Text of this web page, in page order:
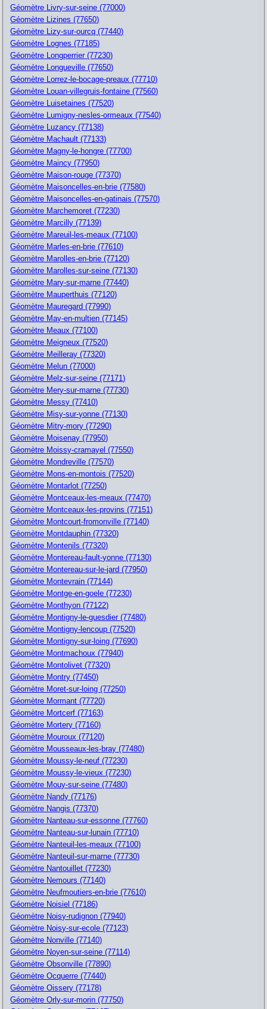
Géomètre Livry-sur-seine (77000)
Géomètre Lizines (77650)
Géomètre Lizy-sur-ourcq (77440)
Géomètre Lognes (77185)
Géomètre Longperrier (77230)
Géomètre Longueville (77650)
Géomètre Lorrez-le-bocage-preaux (77710)
Géomètre Louan-villegruis-fontaine (77560)
Géomètre Luisetaines (77520)
Géomètre Lumigny-nesles-ormeaux (77540)
Géomètre Luzancy (77138)
Géomètre Machault (77133)
Géomètre Magny-le-hongre (77700)
Géomètre Maincy (77950)
Géomètre Maison-rouge (77370)
Géomètre Maisoncelles-en-brie (77580)
Géomètre Maisoncelles-en-gatinais (77570)
Géomètre Marchemoret (77230)
Géomètre Marcilly (77139)
Géomètre Mareuil-les-meaux (77100)
Géomètre Marles-en-brie (77610)
Géomètre Marolles-en-brie (77120)
Géomètre Marolles-sur-seine (77130)
Géomètre Mary-sur-marne (77440)
Géomètre Mauperthuis (77120)
Géomètre Mauregard (77990)
Géomètre May-en-multien (77145)
Géomètre Meaux (77100)
Géomètre Meigneux (77520)
Géomètre Meilleray (77320)
Géomètre Melun (77000)
Géomètre Melz-sur-seine (77171)
Géomètre Mery-sur-marne (77730)
Géomètre Messy (77410)
Géomètre Misy-sur-yonne (77130)
Géomètre Mitry-mory (77290)
Géomètre Moisenay (77950)
Géomètre Moissy-cramayel (77550)
Géomètre Mondreville (77570)
Géomètre Mons-en-montois (77520)
Géomètre Montarlot (77250)
Géomètre Montceaux-les-meaux (77470)
Géomètre Montceaux-les-provins (77151)
Géomètre Montcourt-fromonville (77140)
Géomètre Montdauphin (77320)
Géomètre Montenils (77320)
Géomètre Montereau-fault-yonne (77130)
Géomètre Montereau-sur-le-jard (77950)
Géomètre Montevrain (77144)
Géomètre Montge-en-goele (77230)
Géomètre Monthyon (77122)
Géomètre Montigny-le-guesdier (77480)
Géomètre Montigny-lencoup (77520)
Géomètre Montigny-sur-loing (77690)
Géomètre Montmachoux (77940)
Géomètre Montolivet (77320)
Géomètre Montry (77450)
Géomètre Moret-sur-loing (77250)
Géomètre Mormant (77720)
Géomètre Mortcerf (77163)
Géomètre Mortery (77160)
Géomètre Mouroux (77120)
Géomètre Mousseaux-les-bray (77480)
Géomètre Moussy-le-neuf (77230)
Géomètre Moussy-le-vieux (77230)
Géomètre Mouy-sur-seine (77480)
Géomètre Nandy (77176)
Géomètre Nangis (77370)
Géomètre Nanteau-sur-essonne (77760)
Géomètre Nanteau-sur-lunain (77710)
Géomètre Nanteuil-les-meaux (77100)
Géomètre Nanteuil-sur-marne (77730)
Géomètre Nantouillet (77230)
Géomètre Nemours (77140)
Géomètre Neufmoutiers-en-brie (77610)
Géomètre Noisiel (77186)
Géomètre Noisy-rudignon (77940)
Géomètre Noisy-sur-ecole (77123)
Géomètre Nonville (77140)
Géomètre Noyen-sur-seine (77114)
Géomètre Obsonville (77890)
Géomètre Ocquerre (77440)
Géomètre Oissery (77178)
Géomètre Orly-sur-morin (77750)